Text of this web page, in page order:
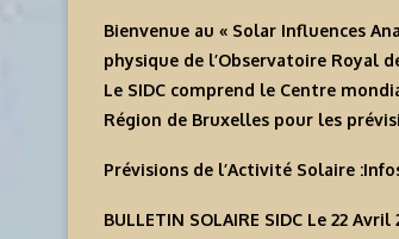
Bienvenue au « Solar Influences
physique de l’Observatoire Royal
Le SIDC comprend le Centre
Région de Bruxelles pour les
Prévisions de l’Activité Solaire
BULLETIN SOLAIRE SIDC Le 22 Avril